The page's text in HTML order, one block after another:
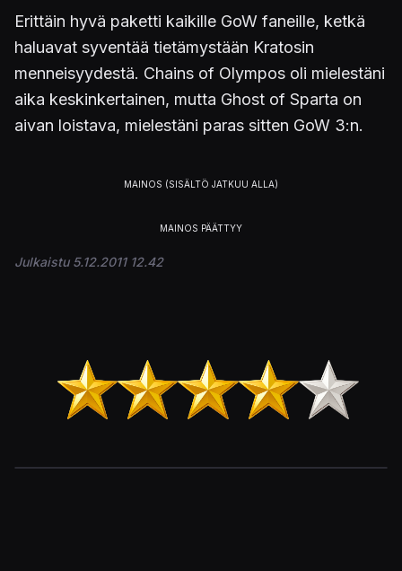
Erittäin hyvä paketti kaikille GoW faneille, ketkä
haluavat syventää tietämystään Kratosin
menneisyydestä. Chains of Olympos oli mielestäni
aika keskinkertainen, mutta Ghost of Sparta on
aivan loistava, mielestäni paras sitten GoW 3:n.
Julkaistu 5.12.2011 12.42